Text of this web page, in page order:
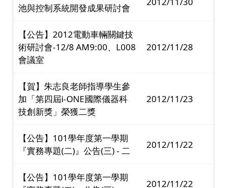
池與控制系統開發成果研討會
【公告】2012電動車輛關鍵技
術研討會-12/8 AM9:00、L008
會議室
2012/11/28
【賀】朱志良老師指導學生參
加「第四屆i-ONE國際儀器科
技創新獎」榮獲二獎
2012/11/23
【公告】101學年度第一學期
『實務專題(二)』公告(三) - 二
2012/11/22
【公告】101學年度第一學期
2012/11/22